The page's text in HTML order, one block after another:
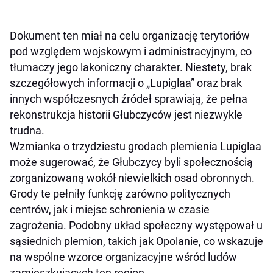
Dokument ten miał na celu organizację terytoriów
pod względem wojskowym i administracyjnym, co
tłumaczy jego lakoniczny charakter. Niestety, brak
szczegółowych informacji o „Lupiglaa” oraz brak
innych współczesnych źródeł sprawiają, że pełna
rekonstrukcja historii Głubczyców jest niezwykle
trudna.
Wzmianka o trzydziestu grodach plemienia Lupiglaa
może sugerować, że Głubczycy byli społecznością
zorganizowaną wokół niewielkich osad obronnych.
Grody te pełniły funkcję zarówno politycznych
centrów, jak i miejsc schronienia w czasie
zagrożenia. Podobny układ społeczny występował u
sąsiednich plemion, takich jak Opolanie, co wskazuje
na wspólne wzorce organizacyjne wśród ludów